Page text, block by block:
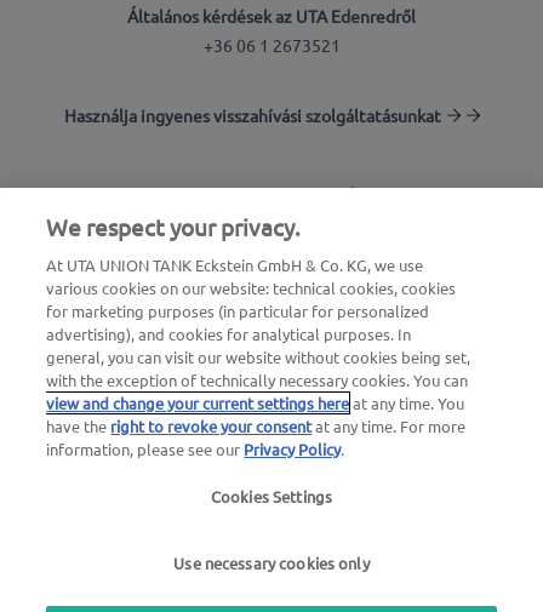
Általános kérdések az UTA Edenredről
+36 06 1 2673521
Használja ingyenes visszahívási szolgáltatásunkat
Töltőállomás-kereső
Az UTA Edenredről
szerződési feltételek|Felhasználói feltételek
We respect your privacy.
At UTA UNION TANK Eckstein GmbH & Co. KG, we use
various cookies on our website: technical cookies, cookies
for marketing purposes (in particular for personalized
advertising), and cookies for analytical purposes. In
general, you can visit our website without cookies being set,
with the exception of technically necessary cookies. You can
view and change your current settings hereat any time. You
have the right to revoke your consentat any time. For more
information, please see our Privacy Policy.
Cookies Settings
Use necessary cookies only